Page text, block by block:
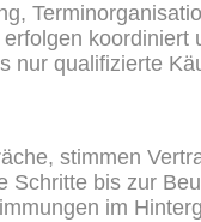
koordiniert
nur qualifizierte
stimmen
Schritte bis zur
im